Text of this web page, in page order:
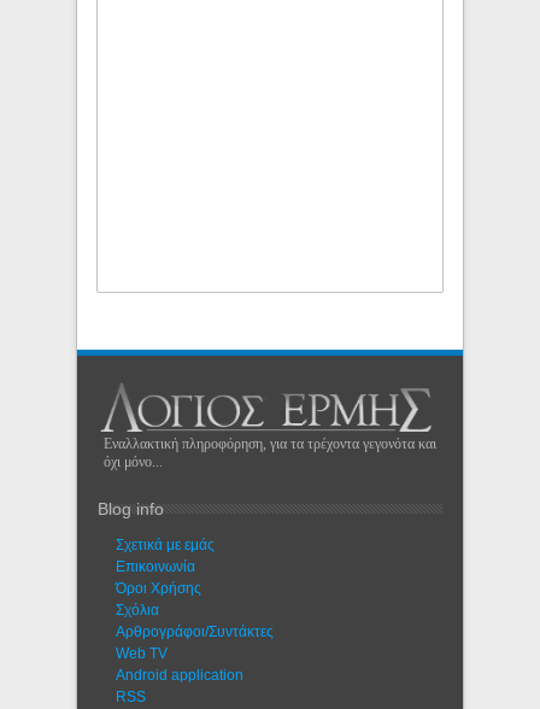
Εναλλακτική πληροφόρηση, για τα τρέχοντα γεγονότα και
όχι μόνο...
Blog info
Σχετικά με εμάς
Eπικοινωνία
Όροι Χρήσης
Σχόλια
Αρθρογράφοι/Συντάκτες
Web TV
Android application
RSS